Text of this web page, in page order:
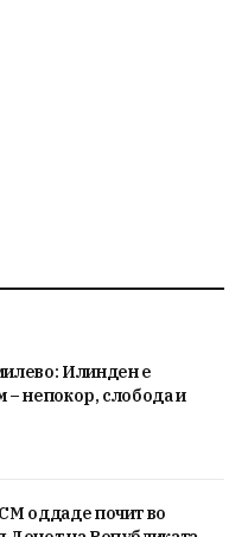
Илинден е
– непокор, слобода и
оддаде почит во